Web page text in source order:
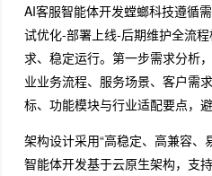
AI客服智能体开发螳螂科技遵循
试优化-部署上线-后期维护全流
求、稳定运行。第一步需求分析
业业务流程、服务场景、客户需
标、功能模块与行业适配要点，避
架构设计采用“高稳定、高兼容、
智能体开发基于云原生架构，支